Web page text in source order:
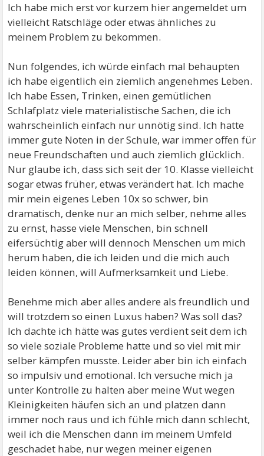
Ich habe mich erst vor kurzem hier angemeldet um
vielleicht Ratschläge oder etwas ähnliches zu
meinem Problem zu bekommen.
Nun folgendes, ich würde einfach mal behaupten
ich habe eigentlich ein ziemlich angenehmes Leben.
Ich habe Essen, Trinken, einen gemütlichen
Schlafplatz viele materialistische Sachen, die ich
wahrscheinlich einfach nur unnötig sind. Ich hatte
immer gute Noten in der Schule, war immer offen für
neue Freundschaften und auch ziemlich glücklich.
Nur glaube ich, dass sich seit der 10. Klasse vielleicht
sogar etwas früher, etwas verändert hat. Ich mache
mir mein eigenes Leben 10x so schwer, bin
dramatisch, denke nur an mich selber, nehme alles
zu ernst, hasse viele Menschen, bin schnell
eifersüchtig aber will dennoch Menschen um mich
herum haben, die ich leiden und die mich auch
leiden können, will Aufmerksamkeit und Liebe.
Benehme mich aber alles andere als freundlich und
will trotzdem so einen Luxus haben? Was soll das?
Ich dachte ich hätte was gutes verdient seit dem ich
so viele soziale Probleme hatte und so viel mit mir
selber kämpfen musste. Leider aber bin ich einfach
so impulsiv und emotional. Ich versuche mich ja
unter Kontrolle zu halten aber meine Wut wegen
Kleinigkeiten häufen sich an und platzen dann
immer noch raus und ich fühle mich dann schlecht,
weil ich die Menschen dann im meinem Umfeld
geschadet habe, nur wegen meiner eigenen